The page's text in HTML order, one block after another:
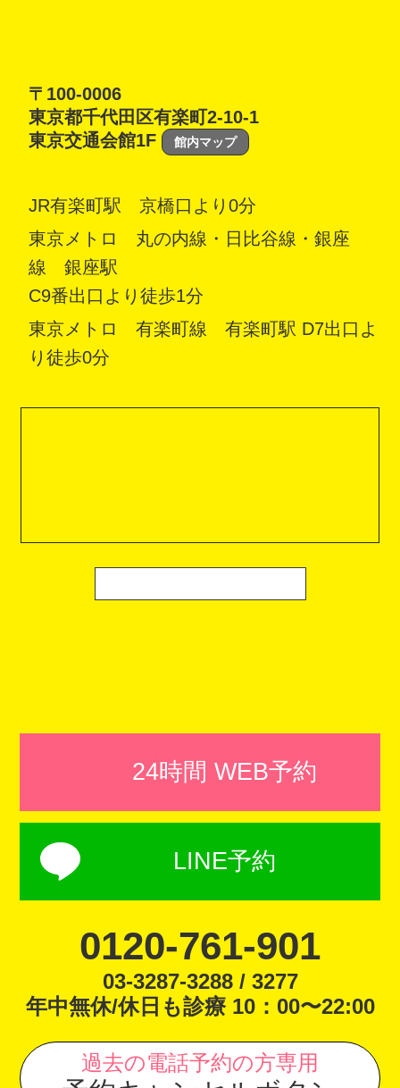
〒100-0006
東京都千代田区有楽町2-10-1
東京交通会館1F
館内マップ
JR有楽町駅 京橋口より0分
東京メトロ 丸の内線・日比谷線・銀座
線 銀座駅
C9番出口より徒歩1分
東京メトロ 有楽町線 有楽町駅 D7出口よ
り徒歩0分
24時間 WEB予約
LINE予約
0120-761-901
03-3287-3288 / 3277
年中無休/休日も診療 10：00〜22:00
過去の電話予約の方専用